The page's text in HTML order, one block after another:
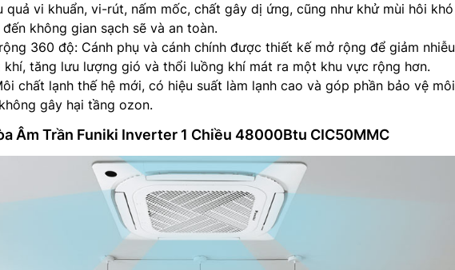
quả vi khuẩn, vi-rút, nấm mốc, chất gây dị ứng, cũng như khử mùi hôi khó
không gian sạch sẽ và an toàn.
360 độ: Cánh phụ và cánh chính được thiết kế mở rộng để giảm nhiễu
khí, tăng lưu lượng gió và thổi luồng khí mát ra một khu vực rộng hơn.
chất lạnh thế hệ mới, có hiệu suất làm lạnh cao và góp phần bảo vệ môi
gây hại tầng ozon.
Âm Trần Funiki Inverter 1 Chiều 48000Btu CIC50MMC